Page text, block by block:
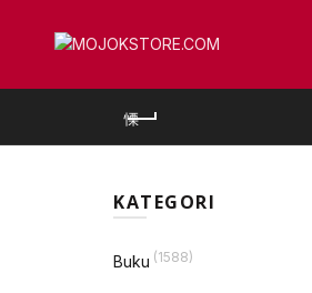
KATEGORI
Buku (1588)